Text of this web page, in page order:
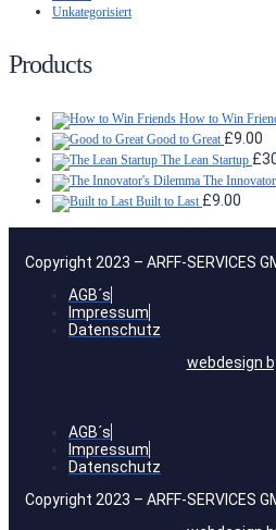
Unkategorisiert
Products
How to Win
Good to Great £9.00
The Lean Startup £
The
Built to Last £9.00
Copyright 2023 – ARFF-SERVICES
AGB´s
Impressum
Datenschutz
webdesign
AGB´s
Impressum
Datenschutz
Copyright 2023 – ARFF-SERVICES